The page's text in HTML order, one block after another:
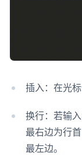
插入：在光
换行：若输
最右边为行
最左边。